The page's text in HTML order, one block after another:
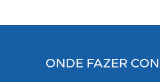
ONDE FAZER